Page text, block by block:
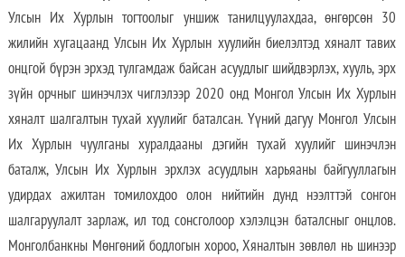
Улсын Их Хурлын тогтоолыг уншиж танилцуулахдаа, өнгөрсөн 30
жилийн хугацаанд Улсын Их Хурлын хуулийн биелэлтэд хяналт тавих
онцгой бүрэн эрхэд тулгамдаж байсан асуудлыг шийдвэрлэх, хууль, эрх
зүйн орчныг шинэчлэх чиглэлээр 2020 онд Монгол Улсын Их Хурлын
хяналт шалгалтын тухай хуулийг баталсан. Үүний дагуу Монгол Улсын
Их Хурлын чуулганы хуралдааны дэгийн тухай хуулийг шинэчлэн
баталж, Улсын Их Хурлын эрхлэх асуудлын харьяаны байгууллагын
удирдах ажилтан томилохдоо олон нийтийн дунд нээлттэй сонгон
шалгаруулалт зарлаж, ил тод сонсголоор хэлэлцэн баталсныг онцлов.
Монголбанкны Мөнгөний бодлогын хороо, Хяналтын зөвлөл нь шинээр